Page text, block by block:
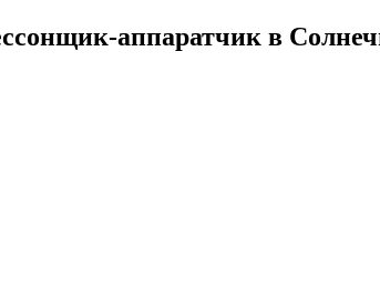
аппаратчик в